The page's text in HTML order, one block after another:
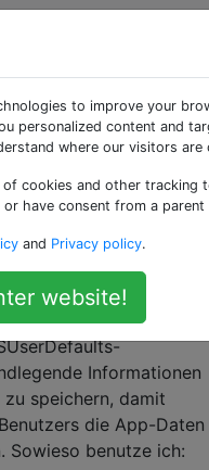
einem
Informationen
speichern, damit
die App-Daten
Sowieso benutze ich:
to improve your
personalized content and
where our visitors are
cookies and other tracking
have consent from a parent
and Privacy policy.
website!